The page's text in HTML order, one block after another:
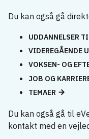
Du kan også gå
UDDANNELSER
VIDEREGÅENDE
VOKSEN- OG
JOB OG
TEMAER
Du kan også gå til
kontakt med en